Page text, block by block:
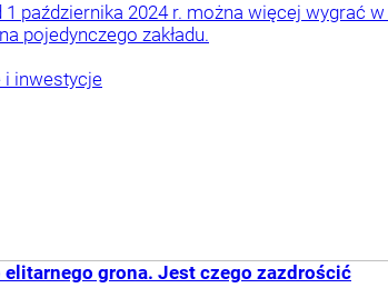
1 października 2024 r. można więcej wygrać
pojedynczego zakładu.
i inwestycje
elitarnego grona. Jest czego zazdrościć